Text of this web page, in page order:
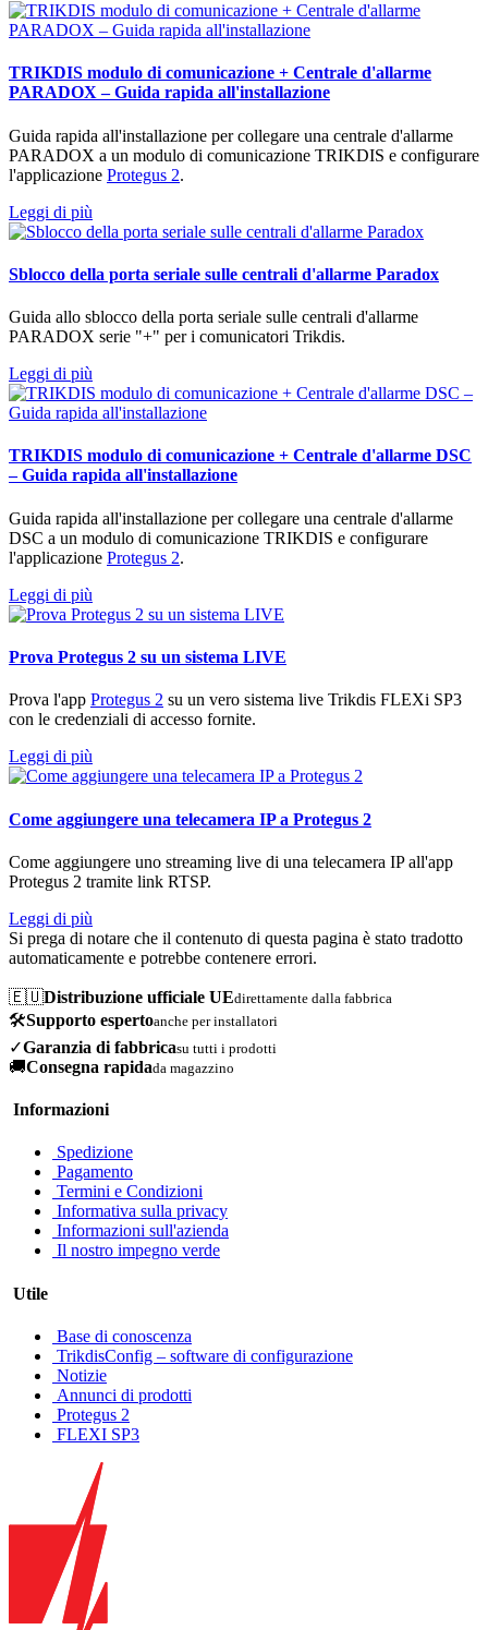
TRIKDIS modulo di comunicazione + Centrale d'allarme
PARADOX – Guida rapida all'installazione
Guida rapida all'installazione per collegare una centrale d'allarme
PARADOX a un modulo di comunicazione TRIKDIS e configurare
l'applicazione Protegus 2.
Leggi di più
Sblocco della porta seriale sulle centrali d'allarme Paradox
Guida allo sblocco della porta seriale sulle centrali d'allarme
PARADOX serie "+" per i comunicatori Trikdis.
Leggi di più
TRIKDIS modulo di comunicazione + Centrale d'allarme DSC
– Guida rapida all'installazione
Guida rapida all'installazione per collegare una centrale d'allarme
DSC a un modulo di comunicazione TRIKDIS e configurare
l'applicazione Protegus 2.
Leggi di più
Prova Protegus 2 su un sistema LIVE
Prova l'app Protegus 2 su un vero sistema live Trikdis FLEXi SP3
con le credenziali di accesso fornite.
Leggi di più
Come aggiungere una telecamera IP a Protegus 2
Come aggiungere uno streaming live di una telecamera IP all'app
Protegus 2 tramite link RTSP.
Leggi di più
Si prega di notare che il contenuto di questa pagina è stato tradotto
automaticamente e potrebbe contenere errori.
🇪🇺Distribuzione ufficiale UEdirettamente dalla fabbrica
🛠️Supporto espertoanche per installatori
✓Garanzia di fabbricasu tutti i prodotti
🚚Consegna rapidada magazzino
Informazioni
Spedizione
Pagamento
Termini e Condizioni
Informativa sulla privacy
Informazioni sull'azienda
Il nostro impegno verde
Utile
Base di conoscenza
TrikdisConfig – software di configurazione
Notizie
Annunci di prodotti
Protegus 2
FLEXI SP3